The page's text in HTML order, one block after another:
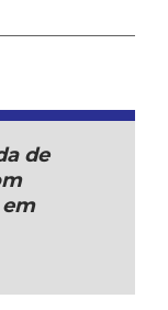
de